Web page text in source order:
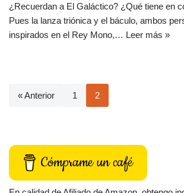
¿Recuerdan a El Galáctico? ¿Qué tiene en
Pues la lanza triónica y el báculo, ambos
inspirados en el Rey Mono,… Leer más »
« Anterior 1 2
Cómprame un café